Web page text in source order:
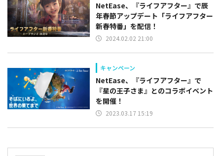
NetEase、『ライフアフター』で辰
年春節アップデート「ライフアフター
新春特番」を配信！
2024.02.02 21:00
キャンペーン
NetEase、『ライフアフター』で
『星の王子さま』とのコラボイベント
を開催！
2023.03.17 15:19